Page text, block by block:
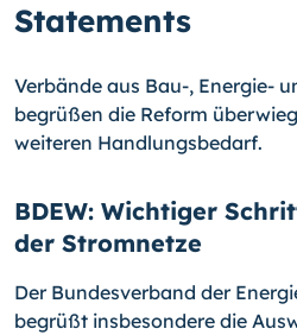
Statements
Verbände aus Bau-, Energie-
begrüßen die Reform
weiteren Handlungsbedarf.
BDEW: Wichtiger
der Stromnetze
Der Bundesverband der
begrüßt insbesondere die